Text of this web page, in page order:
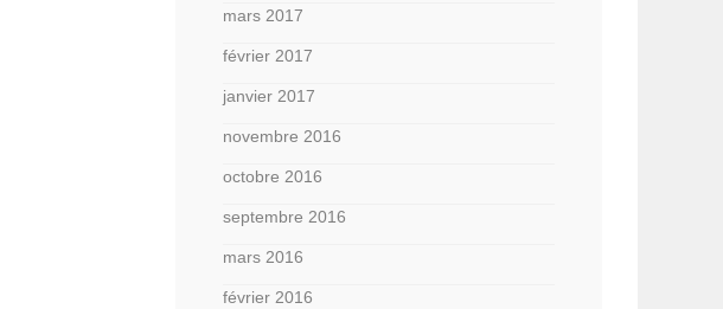
mars 2017
février 2017
janvier 2017
novembre 2016
octobre 2016
septembre 2016
mars 2016
février 2016